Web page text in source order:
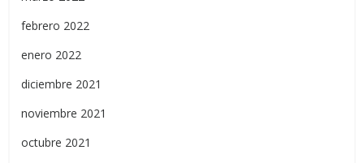
febrero 2022
enero 2022
diciembre 2021
noviembre 2021
octubre 2021